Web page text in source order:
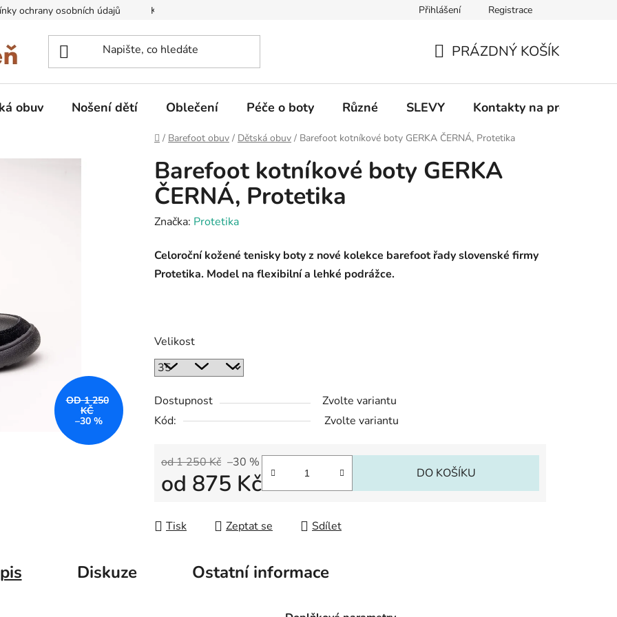
ochrany osobních údajů Kontakty na prodejny Informace k on-line platbám Odstoupení od
Přihlášení Registrace
KOŠÍK
PRÁZDNÝ KOŠÍK
obuv Nošení dětí Oblečení Péče o boty Různé SLEVY Kontakty na prodejny
Domů
/ Barefoot obuv / Dětská obuv / Barefoot kotníkové boty GERKA ČERNÁ, Protetika
Barefoot kotníkové boty GERKA
ČERNÁ, Protetika
Značka: Protetika
Celoroční kožené tenisky botyz nové kolekce barefoot řady slovenské firmy
Protetika. Model na flexibilní a lehké podrážce.
Velikost
Dostupnost
Zvolte variantu
Kód:
Zvolte variantu
od 1 250 Kč –30 %
od 875 Kč DO KOŠÍKU
Tisk Zeptat se Sdílet
OD 1 250
KČ
–30 %
Diskuze Ostatní informace